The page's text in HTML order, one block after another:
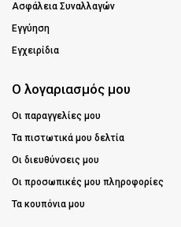
Ασφάλεια Συναλλαγών
Εγγύηση
Εγχειρίδια
Ο λογαριασμός μου
Οι παραγγελίες μου
Τα πιστωτικά μου δελτία
Οι διευθύνσεις μου
Οι προσωπικές μου πληροφορίες
Τα κουπόνια μου